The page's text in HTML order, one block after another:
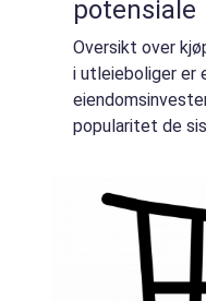
potensiale
Oversikt over
i utleieboliger er
popularitet de